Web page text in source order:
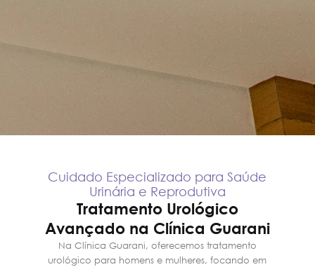
Cuidado Especializado para Saúde
Urinária e Reprodutiva
Tratamento Urológico
Avançado na Clínica Guarani
Na Clínica Guarani, oferecemos tratamento
urológico para homens e mulheres, focando em